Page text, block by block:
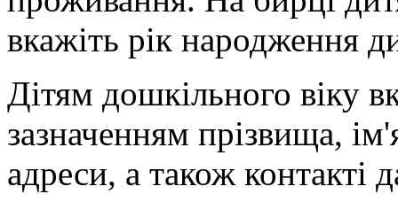
вкажіть рік народження
Дітям дошкільного віку
зазначенням прізвища,
адреси, а також контакті